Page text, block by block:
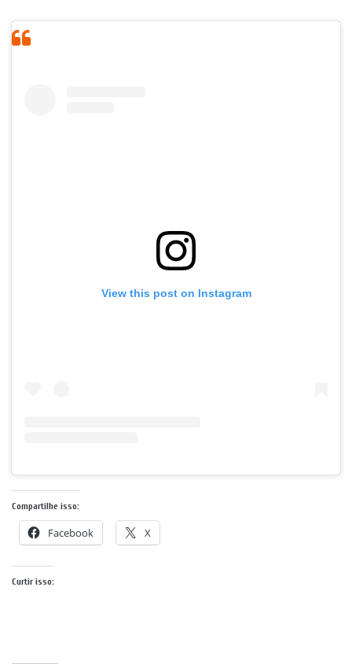
View this post on Instagram
Compartilhe isso:
Facebook X
Curtir isso: